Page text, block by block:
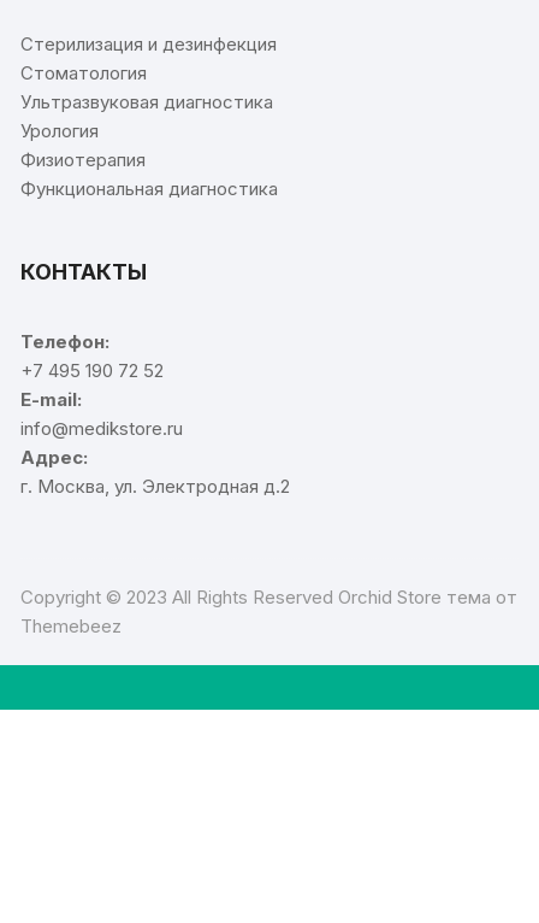
Стерилизация и дезинфекция
Стоматология
Ультразвуковая диагностика
Урология
Физиотерапия
Функциональная диагностика
КОНТАКТЫ
Телефон:
+7 495 190 72 52
E-mail:
info@medikstore.ru
Адрес:
г. Москва, ул. Электродная д.2
Copyright © 2023 All Rights Reserved Orchid Store тема от
Themebeez